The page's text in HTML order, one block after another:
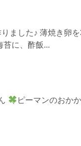
ました♪ 薄焼き卵
苔に、酢飯...
ピーマンのおか